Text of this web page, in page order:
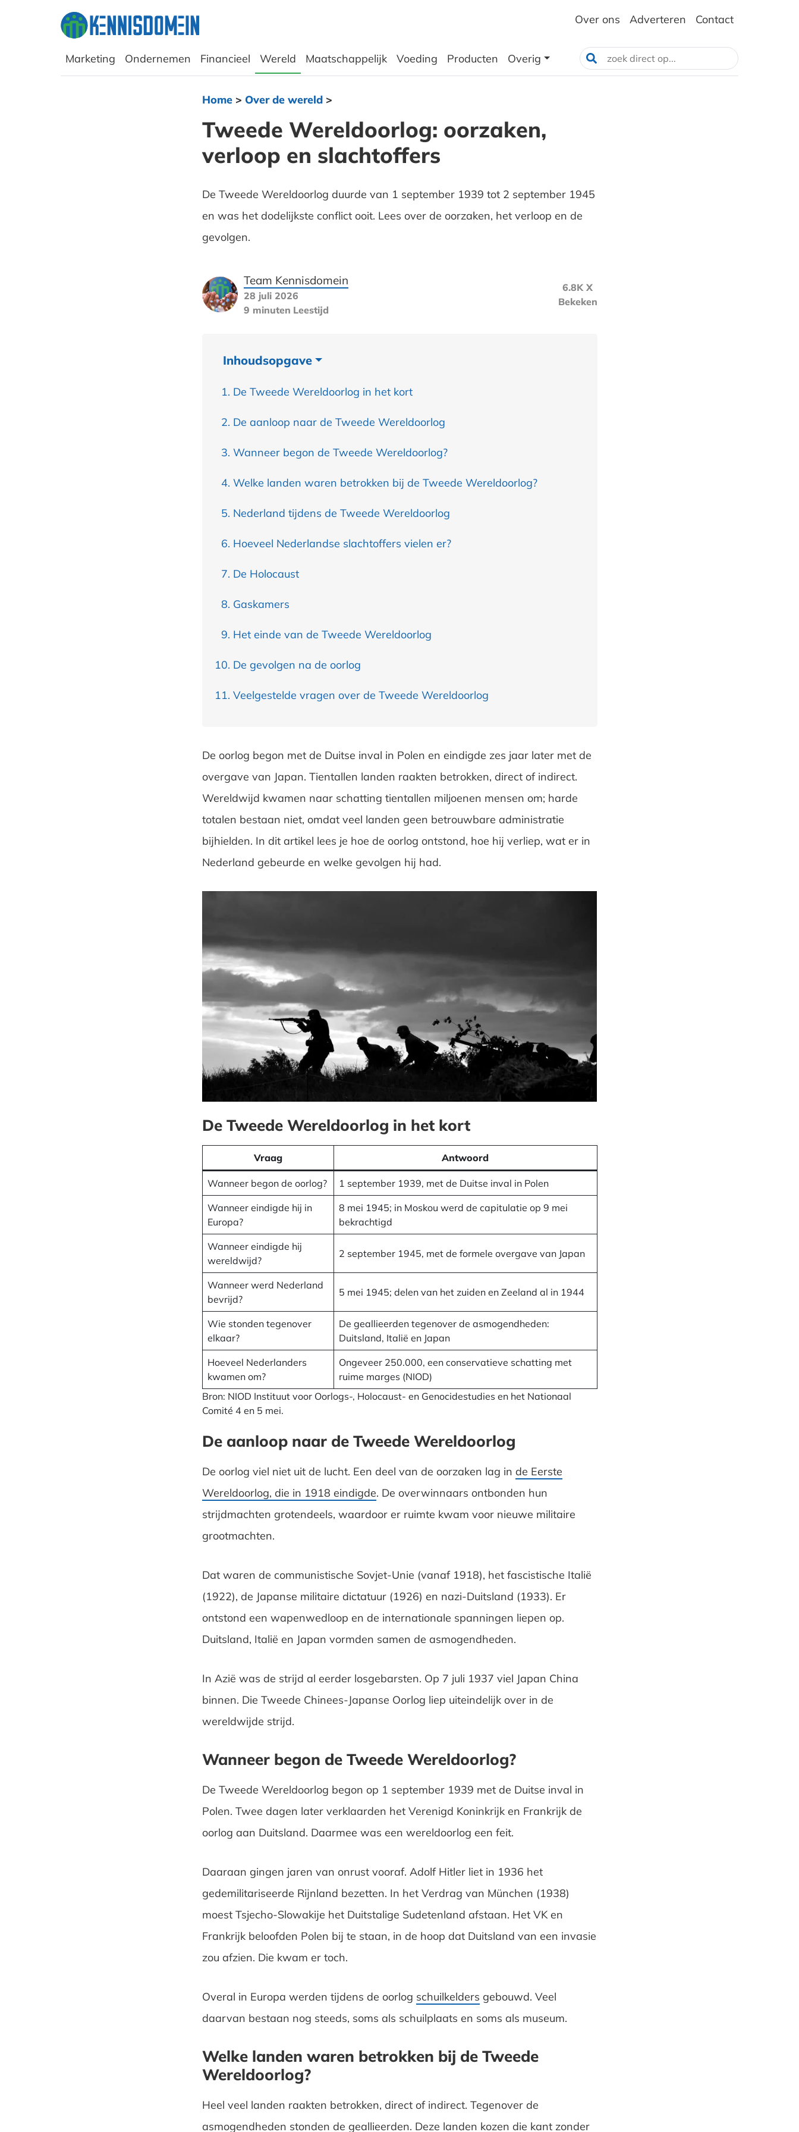
Over ons Adverteren Contact
Marketing Ondernemen Financieel Wereld Maatschappelijk Voeding Producten Overig
Home> Over de wereld>
Tweede Wereldoorlog: oorzaken,
verloop en slachtoffers
De Tweede Wereldoorlog duurde van 1 september 1939 tot 2 september 1945
en was het dodelijkste conflict ooit. Lees over de oorzaken, het verloop en de
gevolgen.
Team Kennisdomein
28 juli 2026
9 minuten Leestijd
6.8K X
Bekeken
Inhoudsopgave
De Tweede Wereldoorlog in het kort
De aanloop naar de Tweede Wereldoorlog
Wanneer begon de Tweede Wereldoorlog?
Welke landen waren betrokken bij de Tweede Wereldoorlog?
Nederland tijdens de Tweede Wereldoorlog
Hoeveel Nederlandse slachtoffers vielen er?
De Holocaust
Gaskamers
Het einde van de Tweede Wereldoorlog
De gevolgen na de oorlog
Veelgestelde vragen over de Tweede Wereldoorlog
De oorlog begon met de Duitse inval in Polen en eindigde zes jaar later met de
overgave van Japan. Tientallen landen raakten betrokken, direct of indirect.
Wereldwijd kwamen naar schatting tientallen miljoenen mensen om; harde
totalen bestaan niet, omdat veel landen geen betrouwbare administratie
bijhielden. In dit artikel lees je hoe de oorlog ontstond, hoe hij verliep, wat er in
Nederland gebeurde en welke gevolgen hij had.
De Tweede Wereldoorlog in het kort
Vraag Antwoord
Wanneer begon de oorlog? 1 september 1939, met de Duitse inval in Polen
Wanneer eindigde hij in
Europa?
8 mei 1945; in Moskou werd de capitulatie op 9 mei
bekrachtigd
Wanneer eindigde hij
wereldwijd?
2 september 1945, met de formele overgave van Japan
Wanneer werd Nederland
bevrijd?
5 mei 1945; delen van het zuiden en Zeeland al in 1944
Wie stonden tegenover
elkaar?
De geallieerden tegenover de asmogendheden:
Duitsland, Italië en Japan
Hoeveel Nederlanders
kwamen om?
Ongeveer 250.000, een conservatieve schatting met
ruime marges (NIOD)
Bron: NIOD Instituut voor Oorlogs-, Holocaust- en Genocidestudies en het Nationaal
Comité 4 en 5 mei.
De aanloop naar de Tweede Wereldoorlog
De oorlog viel niet uit de lucht. Een deel van de oorzaken lag in de Eerste
Wereldoorlog, die in 1918 eindigde. De overwinnaars ontbonden hun
strijdmachten grotendeels, waardoor er ruimte kwam voor nieuwe militaire
grootmachten.
Dat waren de communistische Sovjet-Unie (vanaf 1918), het fascistische Italië
(1922), de Japanse militaire dictatuur (1926) en nazi-Duitsland (1933). Er
ontstond een wapenwedloop en de internationale spanningen liepen op.
Duitsland, Italië en Japan vormden samen de asmogendheden.
In Azië was de strijd al eerder losgebarsten. Op 7 juli 1937 viel Japan China
binnen. Die Tweede Chinees-Japanse Oorlog liep uiteindelijk over in de
wereldwijde strijd.
Wanneer begon de Tweede Wereldoorlog?
De Tweede Wereldoorlog begon op 1 september 1939 met de Duitse inval in
Polen. Twee dagen later verklaarden het Verenigd Koninkrijk en Frankrijk de
oorlog aan Duitsland. Daarmee was een wereldoorlog een feit.
Daaraan gingen jaren van onrust vooraf. Adolf Hitler liet in 1936 het
gedemilitariseerde Rijnland bezetten. In het Verdrag van München (1938)
moest Tsjecho-Slowakije het Duitstalige Sudetenland afstaan. Het VK en
Frankrijk beloofden Polen bij te staan, in de hoop dat Duitsland van een invasie
zou afzien. Die kwam er toch.
Overal in Europa werden tijdens de oorlog schuilkelders gebouwd. Veel
daarvan bestaan nog steeds, soms als schuilplaats en soms als museum.
Welke landen waren betrokken bij de Tweede
Wereldoorlog?
Heel veel landen raakten betrokken, direct of indirect. Tegenover de
asmogendheden stonden de geallieerden. Deze landen kozen die kant zonder